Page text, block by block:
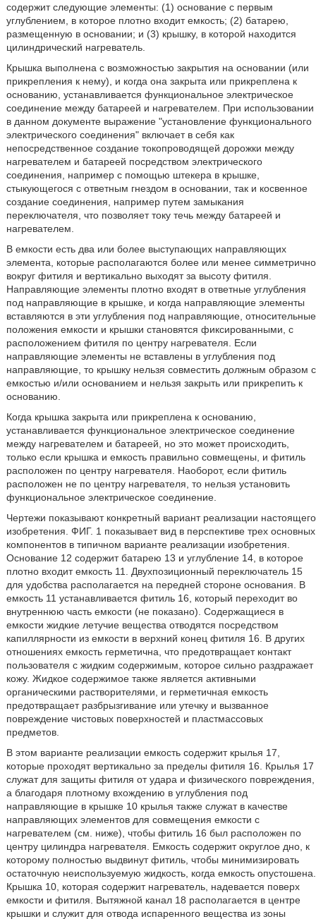
содержит следующие элементы: (1) основание с первым
углублением, в которое плотно входит емкость; (2) батарею,
размещенную в основании; и (3) крышку, в которой находится
цилиндрический нагреватель.
Крышка выполнена с возможностью закрытия на основании (или
прикрепления к нему), и когда она закрыта или прикреплена к
основанию, устанавливается функциональное электрическое
соединение между батареей и нагревателем. При использовании
в данном документе выражение "установление функционального
электрического соединения" включает в себя как
непосредственное создание токопроводящей дорожки между
нагревателем и батареей посредством электрического
соединения, например с помощью штекера в крышке,
стыкующегося с ответным гнездом в основании, так и косвенное
создание соединения, например путем замыкания
переключателя, что позволяет току течь между батареей и
нагревателем.
В емкости есть два или более выступающих направляющих
элемента, которые располагаются более или менее симметрично
вокруг фитиля и вертикально выходят за высоту фитиля.
Направляющие элементы плотно входят в ответные углубления
под направляющие в крышке, и когда направляющие элементы
вставляются в эти углубления под направляющие, относительные
положения емкости и крышки становятся фиксированными, с
расположением фитиля по центру нагревателя. Если
направляющие элементы не вставлены в углубления под
направляющие, то крышку нельзя совместить должным образом с
емкостью и/или основанием и нельзя закрыть или прикрепить к
основанию.
Когда крышка закрыта или прикреплена к основанию,
устанавливается функциональное электрическое соединение
между нагревателем и батареей, но это может происходить,
только если крышка и емкость правильно совмещены, и фитиль
расположен по центру нагревателя. Наоборот, если фитиль
расположен не по центру нагревателя, то нельзя установить
функциональное электрическое соединение.
Чертежи показывают конкретный вариант реализации настоящего
изобретения. ФИГ. 1 показывает вид в перспективе трех основных
компонентов в типичном варианте реализации изобретения.
Основание 12 содержит батарею 13 и углубление 14, в которое
плотно входит емкость 11. Двухпозиционный переключатель 15
для удобства располагается на передней стороне основания. В
емкость 11 устанавливается фитиль 16, который переходит во
внутреннюю часть емкости (не показано). Содержащиеся в
емкости жидкие летучие вещества отводятся посредством
капиллярности из емкости в верхний конец фитиля 16. В других
отношениях емкость герметична, что предотвращает контакт
пользователя с жидким содержимым, которое сильно раздражает
кожу. Жидкое содержимое также является активными
органическими растворителями, и герметичная емкость
предотвращает разбрызгивание или утечку и вызванное
повреждение чистовых поверхностей и пластмассовых
предметов.
В этом варианте реализации емкость содержит крылья 17,
которые проходят вертикально за пределы фитиля 16. Крылья 17
служат для защиты фитиля от удара и физического повреждения,
а благодаря плотному вхождению в углубления под
направляющие в крышке 10 крылья также служат в качестве
направляющих элементов для совмещения емкости с
нагревателем (см. ниже), чтобы фитиль 16 был расположен по
центру цилиндра нагревателя. Емкость содержит округлое дно, к
которому полностью выдвинут фитиль, чтобы минимизировать
остаточную неиспользуемую жидкость, когда емкость опустошена.
Крышка 10, которая содержит нагреватель, надевается поверх
емкости и фитиля. Вытяжной канал 18 располагается в центре
крышки и служит для отвода испаренного вещества из зоны